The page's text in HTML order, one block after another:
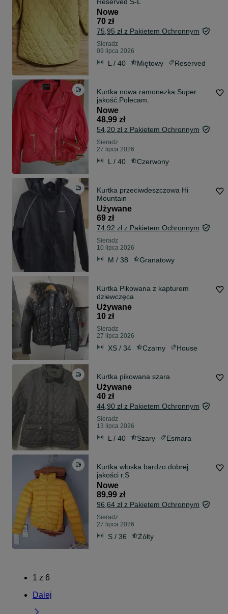
Reserved S-L
Nowe
70 zł
75,95 zł z Pakietem Ochronnym
Sieradz
09 lipca 2026
L / 40 Miętowy Reserved
Kurtka nowa ramonezka.Super
jakość.Polecam.
Nowe
48,99 zł
54,20 zł z Pakietem Ochronnym
Sieradz
27 lipca 2026
L / 40 Czerwony
Kurtka przeciwdeszczowa Hi
Mountain
Używane
69 zł
74,92 zł z Pakietem Ochronnym
Sieradz
10 lipca 2026
M / 38 Granatowy
Kurtka Pikowana z kapturem
dziewczęca
Używane
10 zł
Sieradz
27 lipca 2026
XS / 34 Czarny House
Kurtka pikowana szara
Używane
40 zł
44,90 zł z Pakietem Ochronnym
Sieradz
13 lipca 2026
L / 40 Szary Esmara
Kurtka włoska bardzo dobrej
jakości r.S
Nowe
89,99 zł
96,64 zł z Pakietem Ochronnym
Sieradz
27 lipca 2026
S / 36 Żółty
1 z 6
Dalej